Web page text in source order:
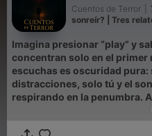
Cuentos de Terror
sonreír? | Tres
Imagina presionar “play” y
concentran solo en el primer
escuchas es oscuridad
distracciones, solo tú y el
respirando en la penumbra.
Cuentos de Terror, el